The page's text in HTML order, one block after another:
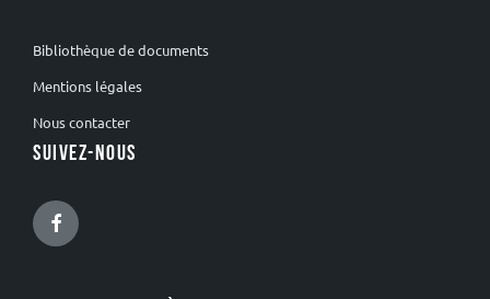
Bibliothèque de documents
Mentions légales
Nous contacter
SUIVEZ-NOUS
Facebook